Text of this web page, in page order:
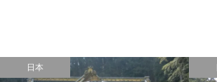
日本